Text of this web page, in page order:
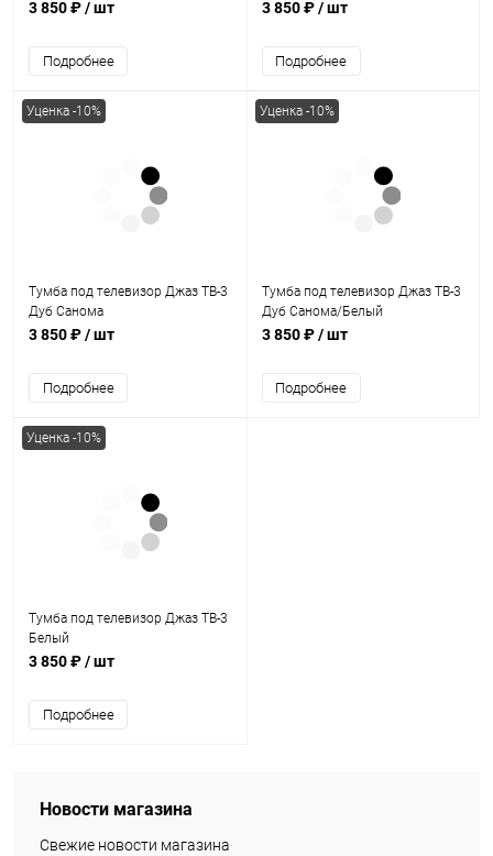
3 850 ₽/ шт
Подробнее
3 850 ₽/ шт
Подробнее
Уценка -10%
Тумба под телевизор Джаз ТВ-3
Дуб Санома
3 850 ₽/ шт
Подробнее
Уценка -10%
Тумба под телевизор Джаз ТВ-3
Дуб Санома/Белый
3 850 ₽/ шт
Подробнее
Уценка -10%
Тумба под телевизор Джаз ТВ-3
Белый
3 850 ₽/ шт
Подробнее
Новости магазина
Свежие новости магазина